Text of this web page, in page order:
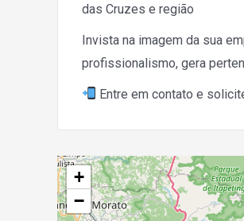
das Cruzes e região
Invista na imagem da sua
profissionalismo, gera
Entre em contato e
+
−